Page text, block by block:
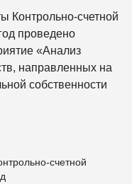
Контрольно-счетной
проведено
«Анализ
направленных на
собственности
счетной